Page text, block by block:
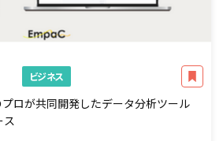
ビジネス
ロが共同開発したデータ分析ツール
ス